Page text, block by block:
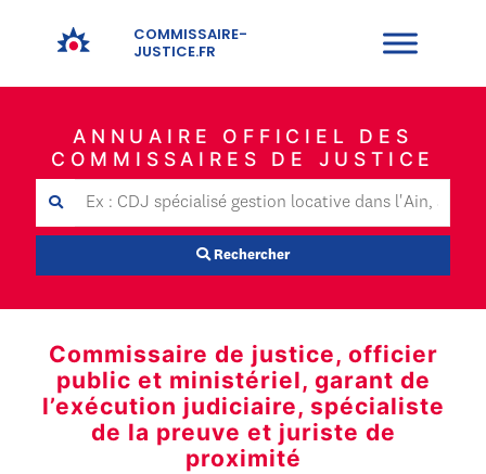
COMMISSAIRE-
JUSTICE.FR
ANNUAIRE OFFICIEL DES
COMMISSAIRES DE JUSTICE
Rechercher
Commissaire de justice, officier
public et ministériel, garant de
l’exécution judiciaire, spécialiste
de la preuve et juriste de
proximité